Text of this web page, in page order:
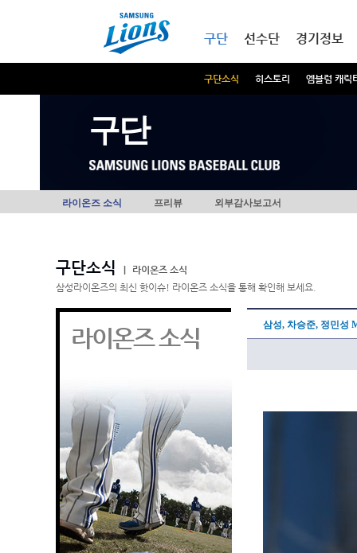
구단
구단소식 히스토리 엠블럼 캐릭
선수단 경기정보
구단
라이온즈 소식 프리뷰 외부감사보고서
구단소식
라이온즈 소식
삼성라이온즈의 최신 핫이슈! 라이온즈 소식을 통해 확인해 보세요.
라이온즈 소식 삼성, 차승준, 정민성